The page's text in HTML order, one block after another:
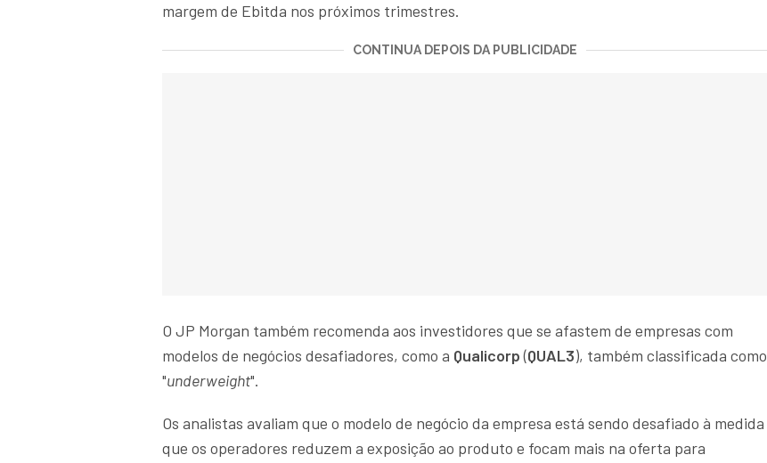
margem de Ebitda nos próximos trimestres.
CONTINUA DEPOIS DA PUBLICIDADE
O JP Morgan também recomenda aos investidores que se afastem de empresas com
modelos de negócios desafiadores, como a Qualicorp(QUAL3), também classificada como
"underweight".
Os analistas avaliam que o modelo de negócio da empresa está sendo desafiado à medida
que os operadores reduzem a exposição ao produto e focam mais na oferta para